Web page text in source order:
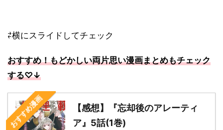
⇄横にスライドしてチェック
おすすめ！もどかしい両片思い漫画まとめもチェック
する♡↓
おすすめ漫画
【感想】『忘却後のアレーティ
ア』5話(1巻)